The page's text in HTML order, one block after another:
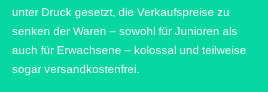
unter Druck gesetzt, die Verkaufspreise zu
senken der Waren – sowohl für Junioren als
auch für Erwachsene – kolossal und teilweise
sogar versandkostenfrei.